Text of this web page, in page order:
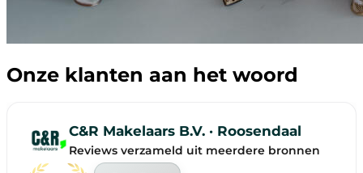
Onze klanten aan het woord